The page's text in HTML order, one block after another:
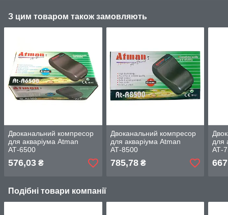
З цим товаром також замовляють
Двоканальний компресор
для акваріума Atman
АТ-6500
576,03 ₴
Двоканальний компресор
для акваріума Atman
АТ-8500
785,78₴
для
АТ-
Подібні товари компанії